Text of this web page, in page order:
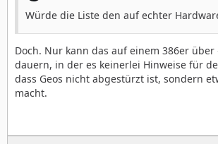
Würde die Liste den auf echter
Doch. Nur kann das auf einem 386er
dauern, in der es keinerlei Hinweise für
dass Geos nicht abgestürzt ist, sondern
macht.